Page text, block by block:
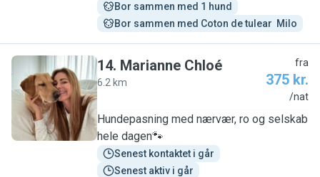
Bor sammen med 1 hund
Bor sammen med Coton de tulear  Milo
M
14. Marianne Chloé
6.2 km
fra
375 kr.
/nat
Hundepasning med nærvær, ro og selskab
hele dagen🐾
Senest kontaktet i går
Senest aktiv i går